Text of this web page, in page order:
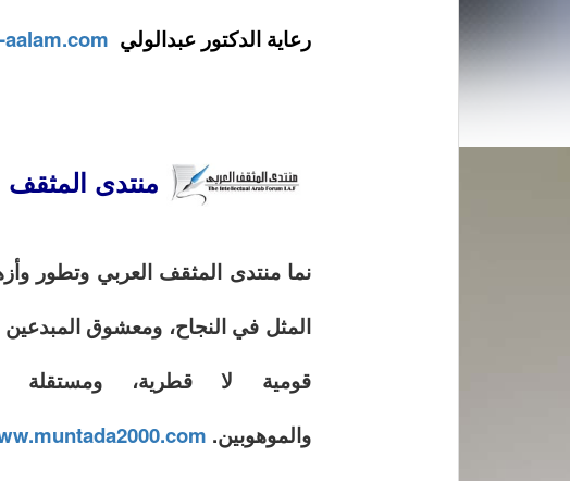
رعاية الدكتور عبدالولي
منتدى المثقف
نما منتدى المثقف العربي وتطور
المثل في النجاح، ومعشوق المبدعين
قومية لا قطرية، ومستقلة
والموهوبين.